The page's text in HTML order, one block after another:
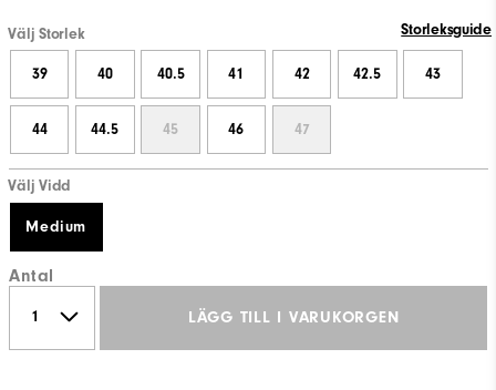
Välj Storlek Storleksguide
39 40 40.5 41 42 42.5 43
44 44.5 45 46 47
Välj Vidd
Medium
Antal
LÄGG TILL I VARUKORGEN